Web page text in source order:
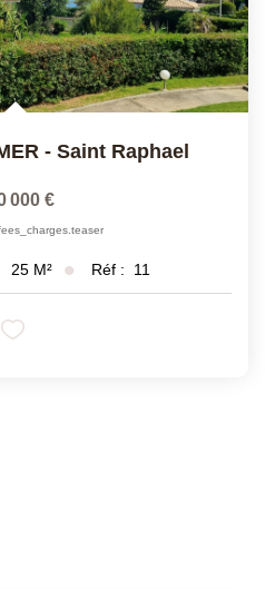
- Saint Raphael
000 €
25 M² Réf : 11